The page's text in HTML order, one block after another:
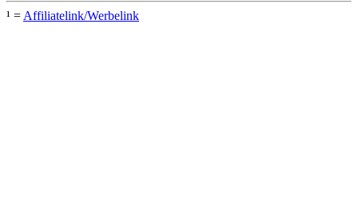
¹ = Affiliatelink/Werbelink